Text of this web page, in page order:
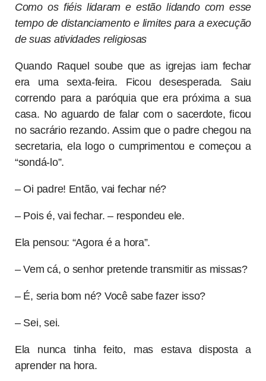
Como os fiéis lidaram e estão lidando com esse
tempo de distanciamento e limites para a execução
de suas atividades religiosas
Quando Raquel soube que as igrejas iam fechar
era uma sexta-feira. Ficou desesperada. Saiu
correndo para a paróquia que era próxima a sua
casa. No aguardo de falar com o sacerdote, ficou
no sacrário rezando. Assim que o padre chegou na
secretaria, ela logo o cumprimentou e começou a
“sondá-lo”.
– Oi padre! Então, vai fechar né?
– Pois é, vai fechar. – respondeu ele.
Ela pensou: “Agora é a hora”.
– Vem cá, o senhor pretende transmitir as missas?
– É, seria bom né? Você sabe fazer isso?
– Sei, sei.
Ela nunca tinha feito, mas estava disposta a
aprender na hora.